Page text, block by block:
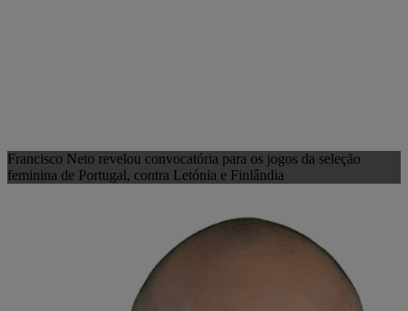
Francisco Neto revelou convocatória para os jogos da seleção
feminina de Portugal, contra Letónia e Finlândia